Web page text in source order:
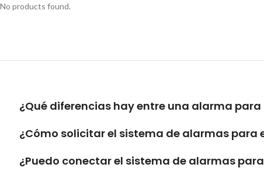
No products found.
¿Qué diferencias hay entre una alarma
¿Cómo solicitar el sistema de alarmas para
¿Puedo conectar el sistema de alarmas